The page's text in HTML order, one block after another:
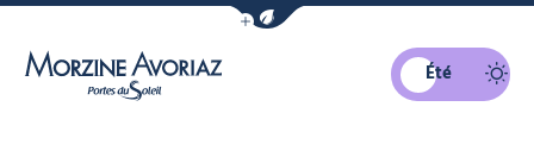
Afficher la barre de navigation du
Été